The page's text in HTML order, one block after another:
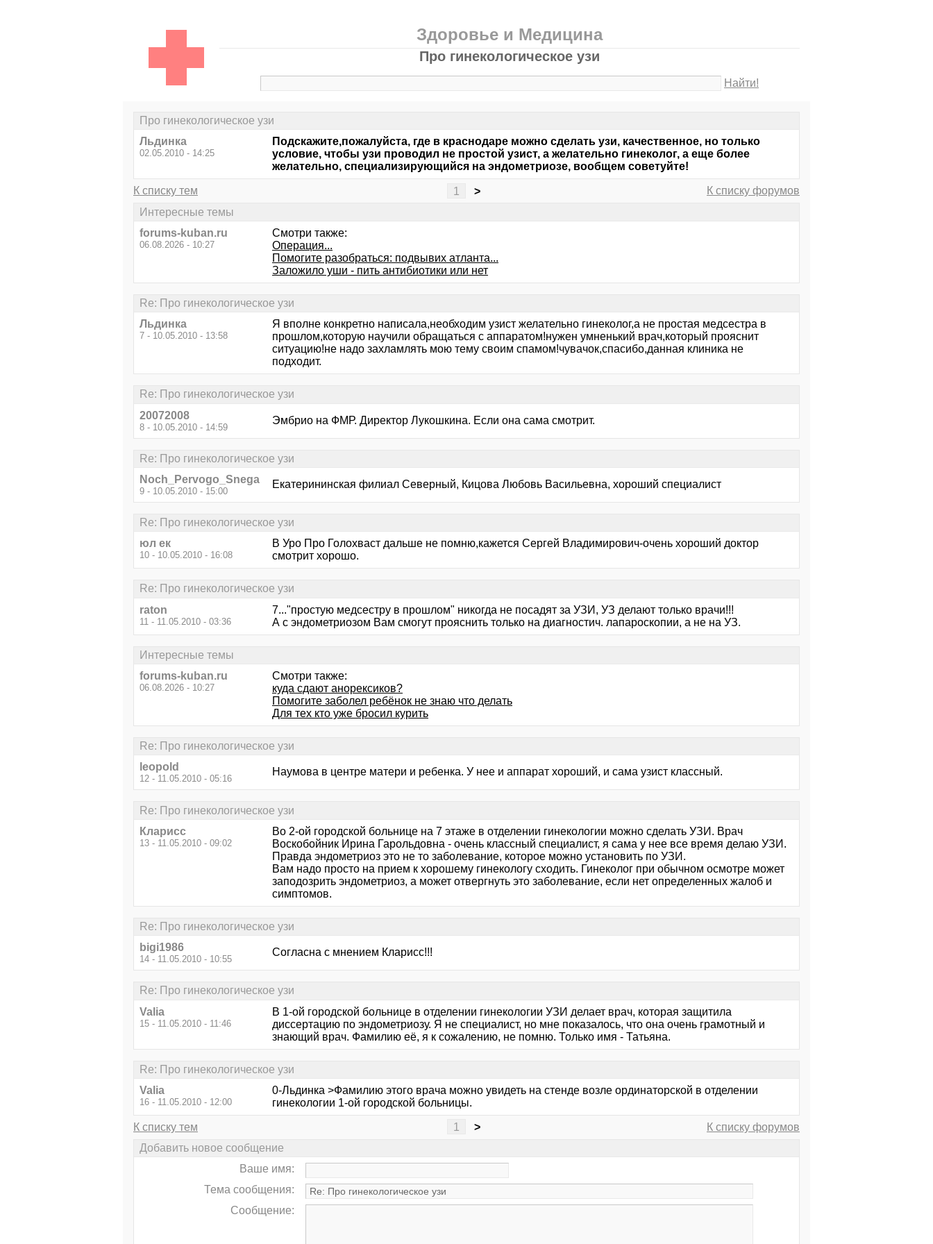
Здоровье и Медицина
Про гинекологическое узи
Найти!
Про гинекологическое узи
Льдинка
02.05.2010 - 14:25
Подскажите,пожалуйста, где в краснодаре можно сделать узи, качественное, но только
условие, чтобы узи проводил не простой узист, а желательно гинеколог, а еще более
желательно, специализирующийся на эндометриозе, вообщем советуйте!
К списку тем 1 >
К списку форумов
Интересные темы
forums-kuban.ru
06.08.2026 - 10:27
Смотри также:
Операция...
Помогите разобраться: подвывих атланта...
Заложило уши - пить антибиотики или нет
Re: Про гинекологическое узи
Льдинка
7 - 10.05.2010 - 13:58
Я вполне конкретно написала,необходим узист желательно гинеколог,а не простая медсестра в
прошлом,которую научили обращаться с аппаратом!нужен умненький врач,который прояснит
ситуацию!не надо захламлять мою тему своим спамом!чувачок,спасибо,данная клиника не
подходит.
Re: Про гинекологическое узи
20072008
8 - 10.05.2010 - 14:59
Эмбрио на ФМР. Директор Лукошкина. Если она сама смотрит.
Re: Про гинекологическое узи
Noch_Pervogo_Snega
9 - 10.05.2010 - 15:00
Екатерининская филиал Северный, Кицова Любовь Васильевна, хороший специалист
Re: Про гинекологическое узи
юл ек
10 - 10.05.2010 - 16:08
В Уро Про Голохваст дальше не помню,кажется Сергей Владимирович-очень хороший доктор
смотрит хорошо.
Re: Про гинекологическое узи
raton
11 - 11.05.2010 - 03:36
7..."простую медсестру в прошлом" никогда не посадят за УЗИ, УЗ делают только врачи!!!
А с эндометриозом Вам смогут прояснить только на диагностич. лапароскопии, а не на УЗ.
Интересные темы
forums-kuban.ru
06.08.2026 - 10:27
Смотри также:
куда сдают анорексиков?
Помогите заболел ребёнок не знаю что делать
Для тех кто уже бросил курить
Re: Про гинекологическое узи
leopold
12 - 11.05.2010 - 05:16
Наумова в центре матери и ребенка. У нее и аппарат хороший, и сама узист классный.
Re: Про гинекологическое узи
Кларисс
13 - 11.05.2010 - 09:02
Во 2-ой городской больнице на 7 этаже в отделении гинекологии можно сделать УЗИ. Врач
Воскобойник Ирина Гарольдовна - очень классный специалист, я сама у нее все время делаю УЗИ.
Правда эндометриоз это не то заболевание, которое можно установить по УЗИ.
Вам надо просто на прием к хорошему гинекологу сходить. Гинеколог при обычном осмотре может
заподозрить эндометриоз, а может отвергнуть это заболевание, если нет определенных жалоб и
симптомов.
Re: Про гинекологическое узи
bigi1986
14 - 11.05.2010 - 10:55
Согласна с мнением Кларисс!!!
Re: Про гинекологическое узи
Valia
15 - 11.05.2010 - 11:46
В 1-ой городской больнице в отделении гинекологии УЗИ делает врач, которая защитила
диссертацию по эндометриозу. Я не специалист, но мне показалось, что она очень грамотный и
знающий врач. Фамилию её, я к сожалению, не помню. Только имя - Татьяна.
Re: Про гинекологическое узи
Valia
16 - 11.05.2010 - 12:00
0-Льдинка >Фамилию этого врача можно увидеть на стенде возле ординаторской в отделении
гинекологии 1-ой городской больницы.
К списку тем 1 >
К списку форумов
Добавить новое сообщение
Ваше имя:
Тема сообщения:
Сообщение: